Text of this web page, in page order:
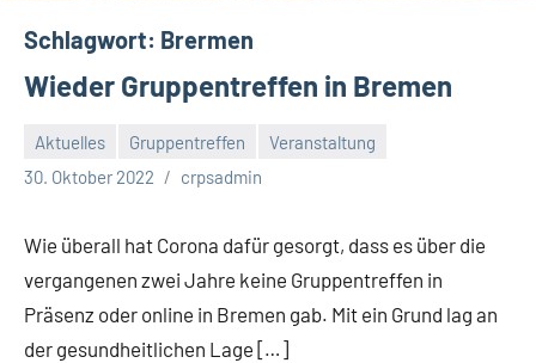
Schlagwort: Brermen
Wieder Gruppentreffen in Bremen
Aktuelles Gruppentreffen
Veranstaltung
30. Oktober 2022
crpsadmin
Wie überall hat Corona dafür gesorgt, dass es über die
vergangenen zwei Jahre keine Gruppentreffen in
Präsenz oder online in Bremen gab. Mit ein Grund lag an
der gesundheitlichen Lage […]